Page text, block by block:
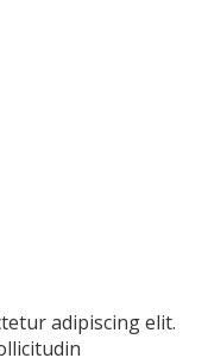
adipiscing elit.